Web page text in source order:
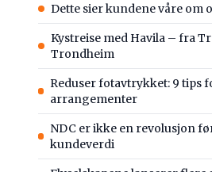
Dette sier kundene våre om
Kystreise med Havila – fra
Trondheim
Reduser fotavtrykket: 9 tips
arrangementer
NDC er ikke en revolusjon
kundeverdi